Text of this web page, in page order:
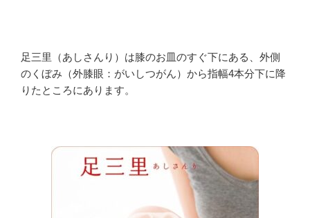
足三里（あしさんり）は膝のお皿のすぐ下にある、外側
のくぼみ（外膝眼：がいしつがん）から指幅4本分下に降
りたところにあります。